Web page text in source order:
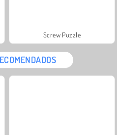
Screw Puzzle